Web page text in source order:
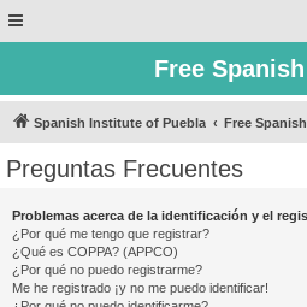
Free
Spanish Institute of Puebla Free
Preguntas Frecuentes
Problemas acerca de la identificación y el
¿Por qué me tengo que registrar?
¿Qué es COPPA? (APPCO)
¿Por qué no puedo registrarme?
Me he registrado ¡y no me puedo identificar!